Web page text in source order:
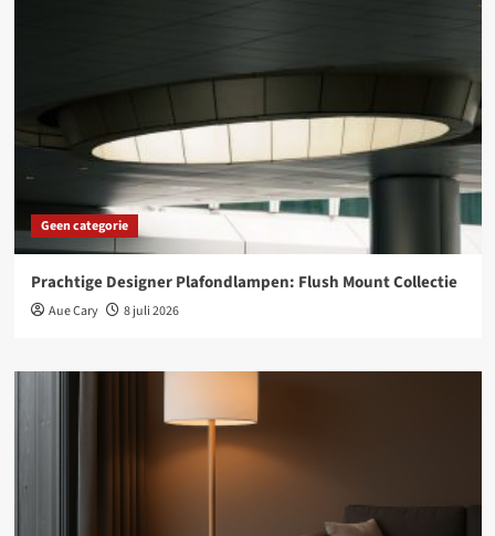
Geen categorie
Prachtige Designer Plafondlampen: Flush Mount Collectie
Aue Cary 8 juli 2026